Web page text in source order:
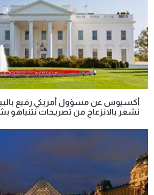
أكسيوس عن مسؤول أمريكي رفيع
نشعر بالانزعاج من تصريحات نتنياهو